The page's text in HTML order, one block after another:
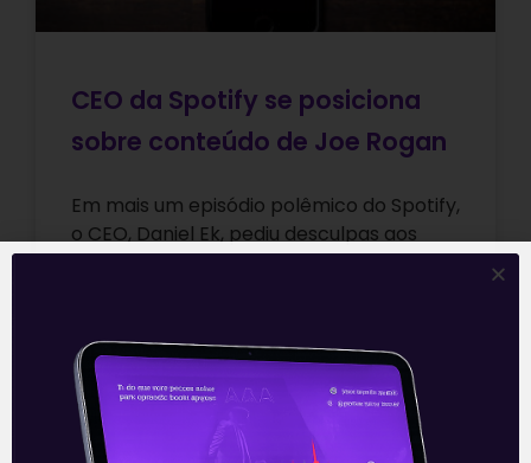
CEO da Spotify se posiciona
sobre conteúdo de Joe Rogan
Em mais um episódio polêmico do Spotify,
o CEO, Daniel Ek, pediu desculpas aos
seus funcionários por comentários
Leia mais
07/02/2022